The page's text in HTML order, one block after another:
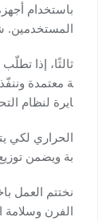
باستخدام
المستخدمين.
ثالثًا، إذا
ة معتمدة
ايرة لنظام
الحراري لكي
بة ويضمن
نختتم العمل
الفرن وسلامة